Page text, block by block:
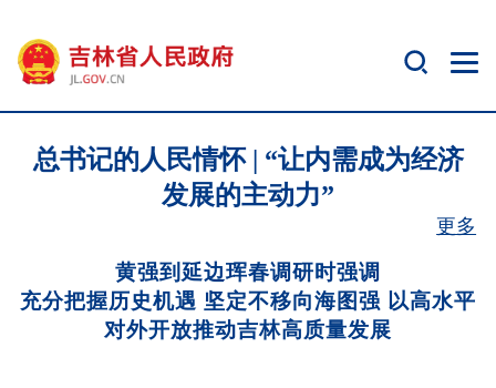
总书记的人民情怀 | “让内需成为经济
发展的主动力”
更多
黄强到延边珲春调研时强调
充分把握历史机遇 坚定不移向海图强 以高水平
对外开放推动吉林高质量发展